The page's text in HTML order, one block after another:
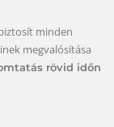
minden
megvalósítása
rövid időn